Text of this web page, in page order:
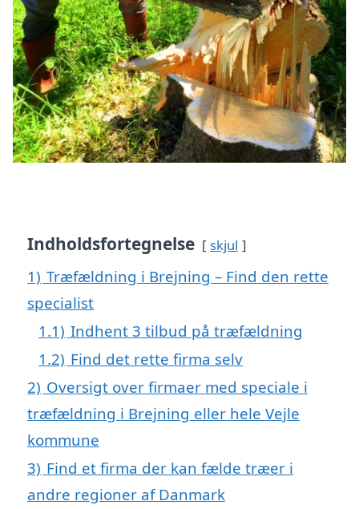
Indholdsfortegnelse skjul
1) Træfældning i Brejning – Find den rette
specialist
1.1) Indhent 3 tilbud på træfældning
1.2) Find det rette firma selv
2) Oversigt over firmaer med speciale i
træfældning i Brejning eller hele Vejle
kommune
3) Find et firma der kan fælde træer i
andre regioner af Danmark